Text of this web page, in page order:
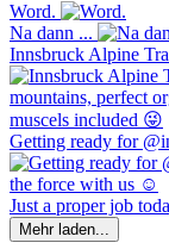
Word.
Na dann ...
Innsbruck Alpine
Getting ready for
Just a proper job
Mehr laden...